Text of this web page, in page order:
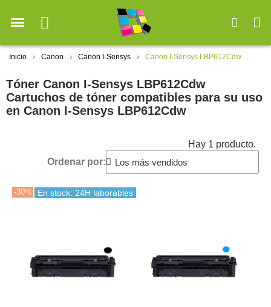
Inicio Canon Canon I-Sensys Canon I-Sensys LBP612Cdw
Tóner Canon I-Sensys LBP612Cdw
Cartuchos de tóner compatibles para su uso
en Canon I-Sensys LBP612Cdw
Hay 1 producto.
Ordenar por:
-30% En stock: 24H laborables